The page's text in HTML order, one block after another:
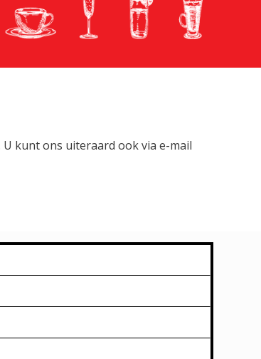
U kunt ons uiteraard ook via e-mail